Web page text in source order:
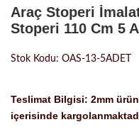
Araç Stoperi
Stoperi 110 Cm 5
Stok Kodu: OAS-13-5ADET
Teslimat Bilgisi: 2mm
içerisinde